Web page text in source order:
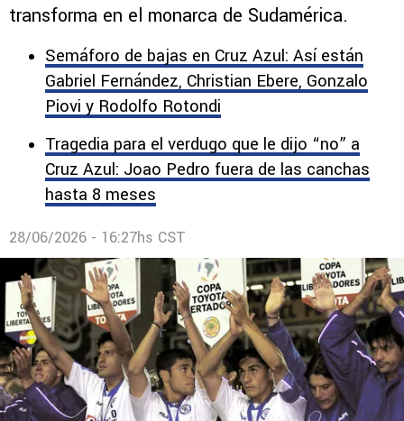
transforma en el monarca de Sudamérica.
Semáforo de bajas en Cruz Azul: Así están
Gabriel Fernández, Christian Ebere, Gonzalo
Piovi y Rodolfo Rotondi
Tragedia para el verdugo que le dijo “no” a
Cruz Azul: Joao Pedro fuera de las canchas
hasta 8 meses
28/06/2026 - 16:27hs CST